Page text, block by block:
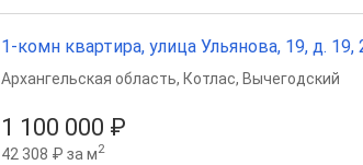
1-комн квартира, улица Ульянова, 19, д. 19,
1 100 000 ₽
42 308 ₽ за м2
Архангельская область, Котлас, Вычегодский